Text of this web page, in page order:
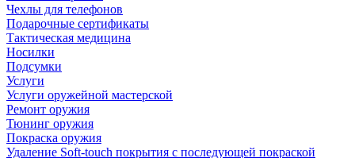
Чехлы для телефонов
Подарочные сертификаты
Тактическая медицина
Носилки
Подсумки
Услуги
Услуги оружейной мастерской
Ремонт оружия
Тюнинг оружия
Покраска оружия
Удаление Soft-touch покрытия с последующей покраской